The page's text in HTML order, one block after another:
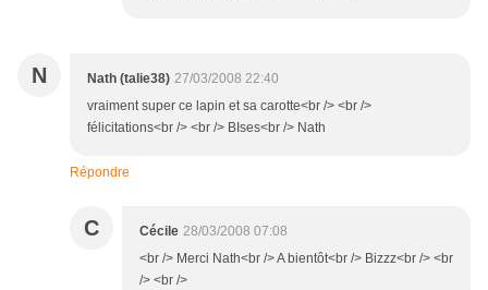
N Nath (talie38) 27/03/2008 22:40
vraiment super ce lapin et sa carotte<br /> <br />
félicitations<br /> <br /> BIses<br /> Nath
Répondre
C Cécile 28/03/2008 07:08
<br /> Merci Nath<br /> A bientôt<br /> Bizzz<br /> <br
/> <br />